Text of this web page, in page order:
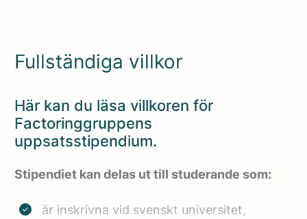
Fullständiga villkor
Här kan du läsa villkoren för
Factoringgruppens
uppsatsstipendium.
Stipendiet kan delas ut till studerande som:
är inskrivna vid svenskt universitet,